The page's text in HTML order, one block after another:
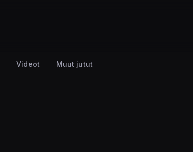
Videot Muut jutut